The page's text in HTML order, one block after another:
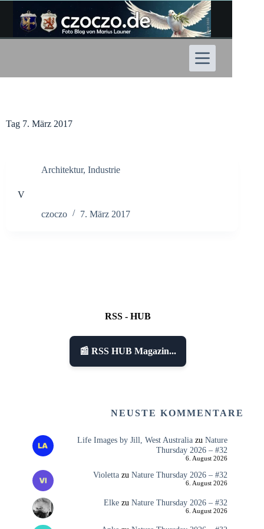
Inhalt
springen
Tag 7. März 2017
Architektur, Industrie
V
czoczo
7. März 2017
RSS - HUB
📰 RSS HUB Magazin...
NEUSTE KOMMENTARE
Life Images by Jill, West Australiazu Nature
Thursday 2026 – #32
6. August 2026
Violettazu Nature Thursday 2026 – #32
6. August 2026
Elkezu Nature Thursday 2026 – #32
6. August 2026